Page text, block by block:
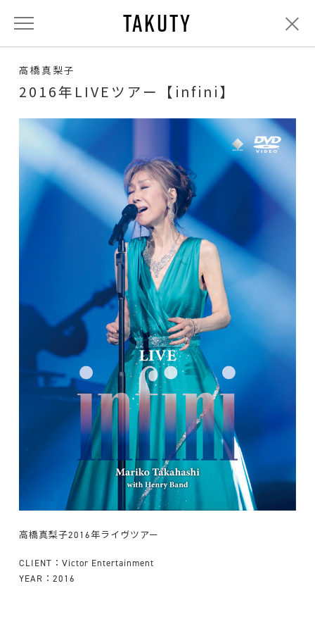
TAKUTY
高橋真梨子
2016年LIVEツアー【infini】
高橋真梨子2016年ライヴツアー
CLIENT：Victor Entertainment
YEAR：2016